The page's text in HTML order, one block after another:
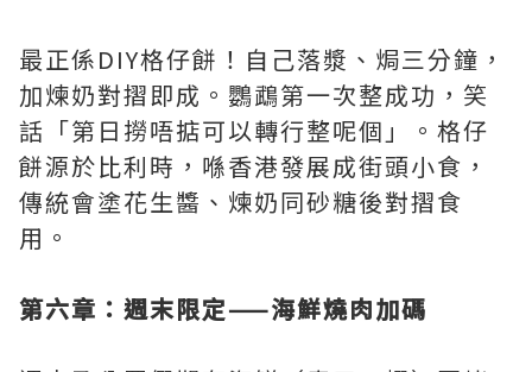
最正係DIY格仔餅！自己落漿、焗三分鐘，
加煉奶對摺即成。鸚鵡第一次整成功，笑
話「第日撈唔掂可以轉行整呢個」。格仔
餅源於比利時，喺香港發展成街頭小食，
傳統會塗花生醬、煉奶同砂糖後對摺食
用。
第六章：週末限定——海鮮燒肉加碼